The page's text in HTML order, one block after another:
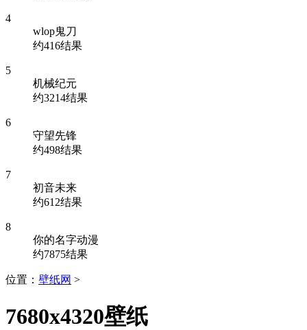
4
wlop鬼刀
约416结果
5
机械纪元
约3214结果
6
守望先锋
约498结果
7
初音未来
约612结果
8
你的名字动漫
约7875结果
位置： 壁纸网 >
7680x4320壁纸